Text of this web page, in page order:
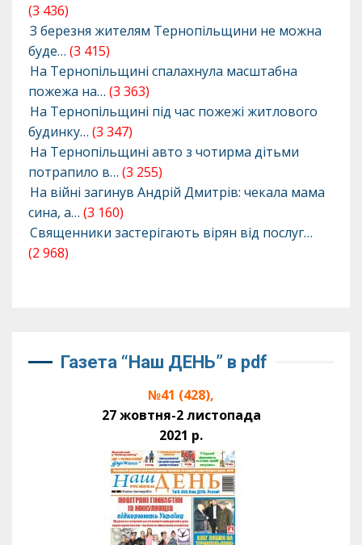
(3 436)
З березня жителям Тернопільщини не можна
буде… (3 415)
На Тернопільщині спалахнула масштабна
пожежа на… (3 363)
На Тернопільщині під час пожежі житлового
будинку… (3 347)
На Тернопільщині авто з чотирма дітьми
потрапило в… (3 255)
На війні загинув Андрій Дмитрів: чекала мама
сина, а… (3 160)
Священники застерігають вірян від послуг…
(2 968)
Газета “Наш ДЕНЬ” в pdf
№41 (428),
27 жовтня-2 листопада
2021 р.